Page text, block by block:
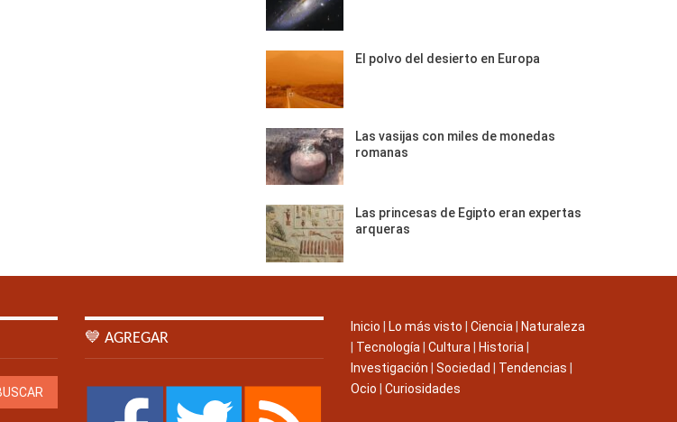
El polvo del desierto en Europa
Las vasijas con miles de monedas
romanas
Las princesas de Egipto eran expertas
arqueras
💙 AGREGAR
Inicio Lo más visto Ciencia
Naturaleza
Tecnología Cultura Historia
Investigación
Sociedad Tendencias
Ocio
Curiosidades